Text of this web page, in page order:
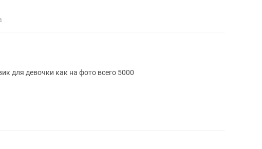
для девочки как на фото всего 5000